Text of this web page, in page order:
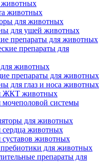
животных
для животных
для ушей животных
препараты для животных
препараты для
животных
препараты для животных
для глаз и носа животных
ЖКТ животных
мочеполовой системы
для животных
сердца животных
животных
для животных
препараты для